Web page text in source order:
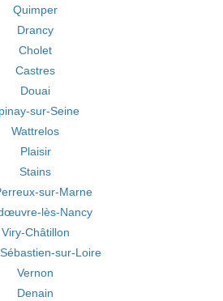
Quimper
Drancy
Cholet
Castres
Douai
sur-Seine
Wattrelos
Plaisir
Stains
sur-Marne
lès-Nancy
Viry-Châtillon
sur-Loire
Vernon
Denain